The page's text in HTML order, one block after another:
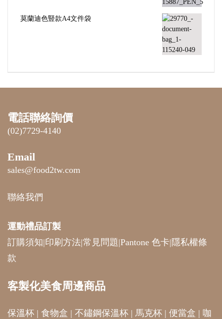
莫蘭迪色豎款A4文件袋
電話聯絡詢價
(02)7729-4140
Email
sales@food2tw.com
聯絡我們
運動禮品訂製
訂購須知|印刷方法|常見問題|Pantone 色卡| 隱私權條
款
客製化美食周邊商品
保溫杯 | 食物盒 | 不鏽鋼保溫杯 | 馬克杯 | 便當盒 | 咖